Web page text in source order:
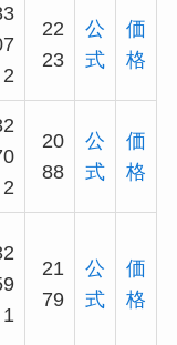
2
22
23
公
式
価
格
2
20
88
公
式
価
格
1
21
79
公
式
価
格